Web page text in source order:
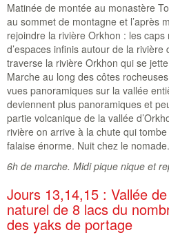
Matinée de montée au monastère
au sommet de montagne et l’après
rejoindre la rivière Orkhon : les
d’espaces infinis autour de la
traverse la rivière Orkhon qui se
Marche au long des côtes
vues panoramiques sur la vallée
deviennent plus panoramiques et
partie volcanique de la vallée
rivière on arrive à la chute qui
falaise énorme. Nuit chez le nomade.
6h de marche. Midi pique nique et
Jours 13,14,15 : Vallée
naturel de 8 lacs du
des yaks de portage